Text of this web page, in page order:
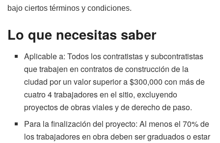
bajo ciertos términos y condiciones.
Lo que necesitas saber
Aplicable a: Todos los contratistas y subcontratistas
que trabajen en contratos de construcción de la
ciudad por un valor superior a $300,000 con más de
cuatro 4 trabajadores en el sitio, excluyendo
proyectos de obras viales y de derecho de paso.
Para la finalización del proyecto: Al menos el 70% de
los trabajadores en obra deben ser graduados o estar